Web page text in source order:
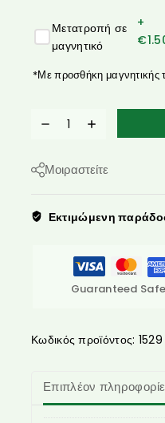
Μετατροπή σε
μαγνητικό
+
€
*Με προσθήκη μαγνητικής
Μοιραστείτε
Εκτιμώμενη
Guaranteed
Κωδικός προϊόντος: 1529
Επιπλέον